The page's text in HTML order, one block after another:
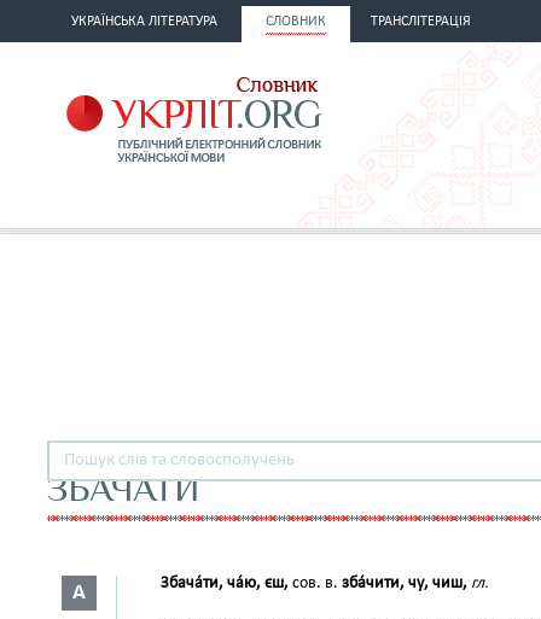
УКРАЇНСЬКА ЛІТЕРАТУРА СЛОВНИК ТРАНСЛІТЕРАЦІЯ
ЗБАЧАТИ
А Збача́ти, ча́ю, єш, сов. в. зба́чити, чу, чиш, гл.